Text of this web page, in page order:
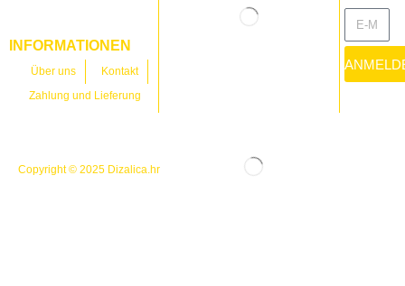
INFORMATIONEN
Über uns
Kontakt
Zahlung und Lieferung
Copyright © 2025 Dizalica.hr